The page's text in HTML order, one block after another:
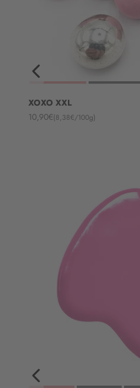
XOXO XXL
Angebot
10,90€(8,38€/100g)